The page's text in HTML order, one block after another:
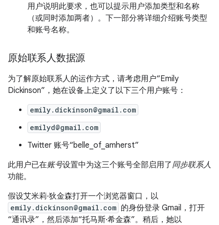
用户说明此要求，也可以提示用户添加类型和名称
（或同时添加两者）。下一部分将详细介绍账号类型
和账号名称。
原始联系人数据源
为了解原始联系人的运作方式，请考虑用户“Emily
Dickinson”，她在设备上定义了以下三个用户账号：
emily.dickinson@gmail.com
emilyd@gmail.com
Twitter 账号“belle_of_amherst”
此用户已在账号设置中为这三个账号全部启用了同步联系人
功能。
假设艾米莉·狄金森打开一个浏览器窗口，以
emily.dickinson@gmail.com 的身份登录 Gmail，打开
“通讯录”，然后添加“托马斯·希金森”。稍后，她以